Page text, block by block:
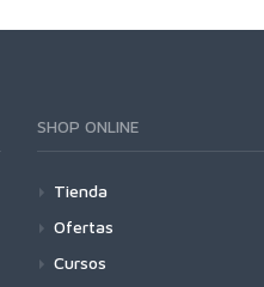
SHOP ONLINE
Tienda
Ofertas
Cursos